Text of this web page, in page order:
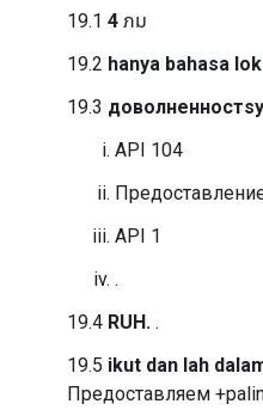
19.1 4 ภม⁠
19.2 hanya bahasa
19.3
API 104
API 1
.
19.4 RUH. .
19.5 ikut dan lah
Предоставляем